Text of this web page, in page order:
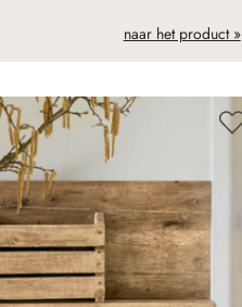
naar het product »